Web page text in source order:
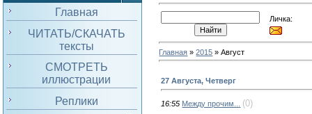
Главная
ЧИТАТЬ/СКАЧАТЬ
тексты
СМОТРЕТЬ
иллюстрации
Реплики
Личка:
Главная »2015 » Август
27 Августа, Четверг
16:55 Между прочим... (0)